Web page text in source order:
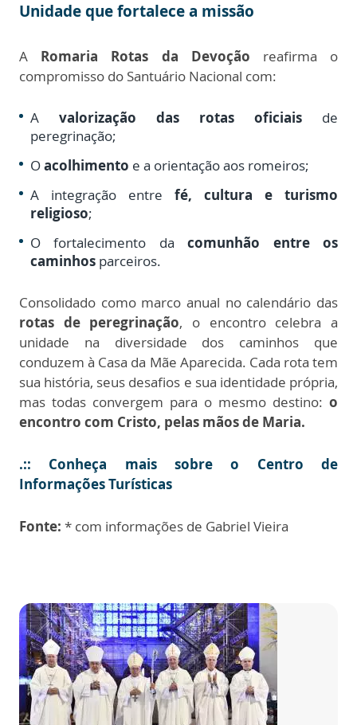
Unidade que fortalece a missão
A Romaria Rotas da Devoção reafirma o
compromisso do Santuário Nacional com:
A valorização das rotas oficiais de
peregrinação;
Oacolhimento e a orientação aos romeiros;
A integração entre fé, cultura e turismo
religioso;
O fortalecimento dacomunhão entre os
caminhos parceiros.
Consolidado como marco anual no calendário das
rotas de peregrinação, o encontro celebra a
unidade na diversidade dos caminhos que
conduzem à Casa da Mãe Aparecida. Cada rota tem
sua história, seus desafios e sua identidade própria,
mas todas convergem para o mesmo destino: o
encontro com Cristo, pelas mãos de Maria.
.:: Conheça mais sobre o Centro de
Informações Turísticas
Fonte: * com informações de Gabriel Vieira